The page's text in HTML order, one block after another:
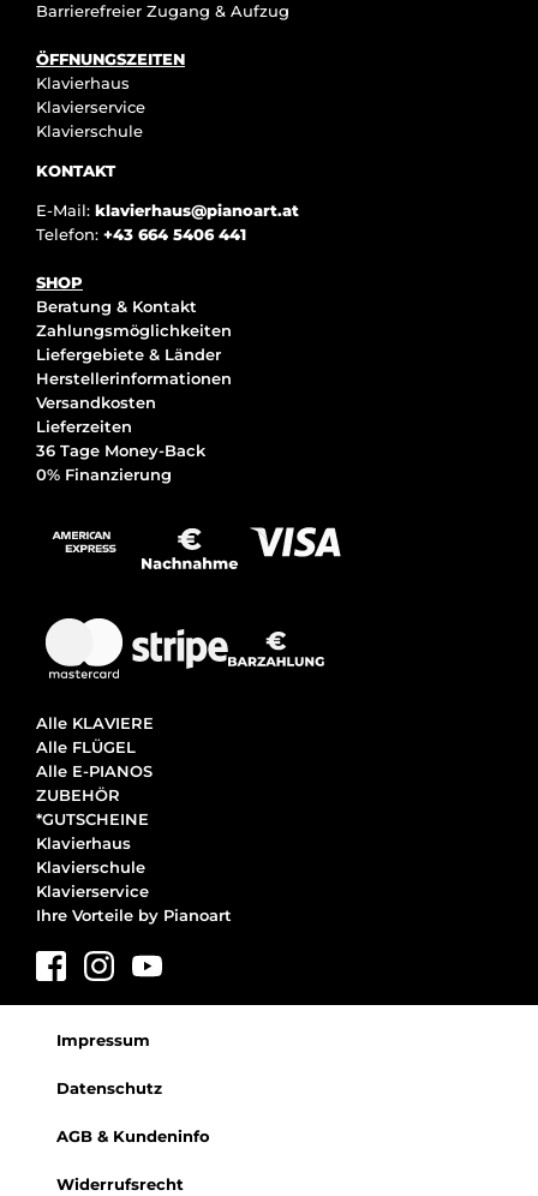
Barrierefreier Zugang & Aufzug
ÖFFNUNGSZEITEN
Klavierhaus
Klavierservice
Klavierschule
KONTAKT
E-Mail: klavierhaus@pianoart.at
Telefon: +43 664 5406 441
SHOP
Beratung & Kontakt
Zahlungsmöglichkeiten
Liefergebiete & Länder
Herstellerinformationen
Versandkosten
Lieferzeiten
36 Tage Money-Back
0% Finanzierung
Alle KLAVIERE
Alle FLÜGEL
Alle E-PIANOS
ZUBEHÖR
*GUTSCHEINE
Klavierhaus
Klavierschule
Klavierservice
Ihre Vorteile by Pianoart
Impressum
Datenschutz
AGB & Kundeninfo
Widerrufsrecht